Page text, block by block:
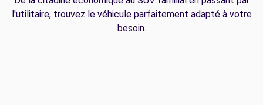
l'utilitaire, trouvez le véhicule parfaitement adapté à votre
besoin.